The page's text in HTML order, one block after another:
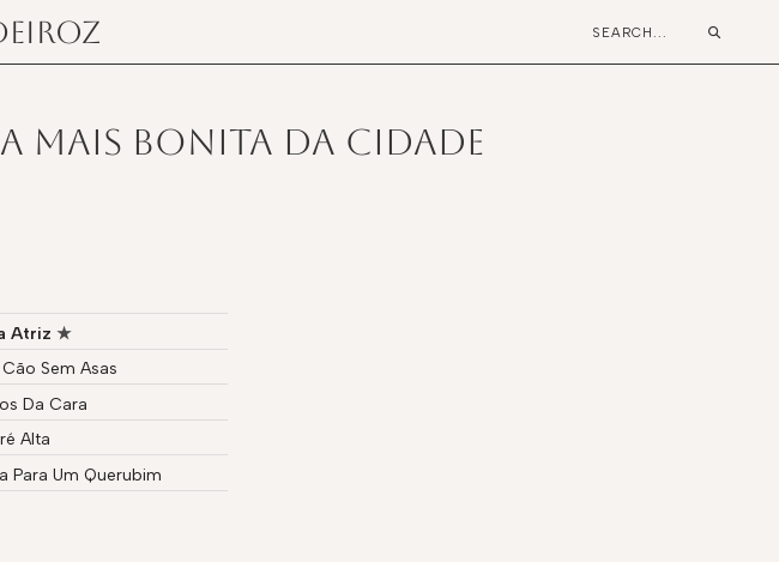
Mais Bonita da Cidade
Atriz
Sem Asas
Da Cara
Alta
Para Um Querubim